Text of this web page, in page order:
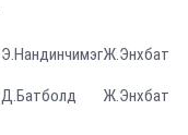
Э.НандинчимэгЖ.Энхбат
Д.Батболд Ж.Энхбат